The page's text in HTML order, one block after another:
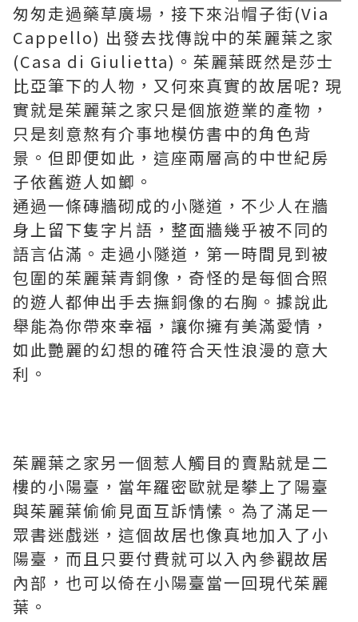
匆匆走過藥草廣場，接下來沿帽子街(Via
Cappello) 出發去找傳說中的茱麗葉之家
(Casa di Giulietta)。茱麗葉既然是莎士
比亞筆下的人物，又何來真實的故居呢? 現
實就是茱麗葉之家只是個旅遊業的產物，
只是刻意熬有介事地模仿書中的角色背
景。但即便如此，這座兩層高的中世紀房
子依舊遊人如鯽。
通過一條磚牆砌成的小隧道，不少人在牆
身上留下隻字片語，整面牆幾乎被不同的
語言佔滿。走過小隧道，第一時間見到被
包圍的茱麗葉青銅像，奇怪的是每個合照
的遊人都伸出手去撫銅像的右胸。據說此
舉能為你帶來幸福，讓你擁有美滿愛情，
如此艷麗的幻想的確符合天性浪漫的意大
利。
茱麗葉之家另一個惹人觸目的賣點就是二
樓的小陽臺，當年羅密歐就是攀上了陽臺
與茱麗葉偷偷見面互訴情愫。為了滿足一
眾書迷戲迷，這個故居也像真地加入了小
陽臺，而且只要付費就可以入內參觀故居
內部，也可以倚在小陽臺當一回現代茱麗
葉。